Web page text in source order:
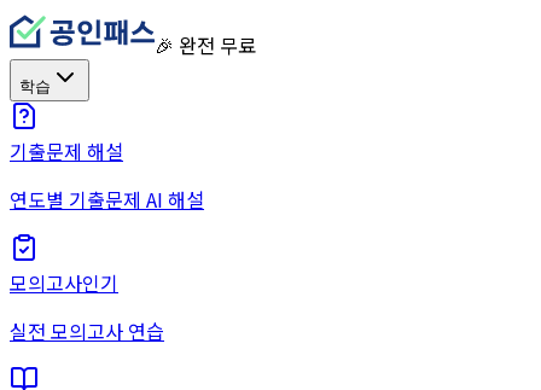
🎉 완전 무료
학습
기출문제 해설
연도별 기출문제 AI 해설
모의고사인기
실전 모의고사 연습